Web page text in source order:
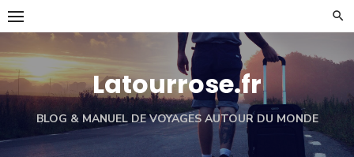
Skip
to
content
Latourrose.fr
BLOG & MANUEL DE VOYAGES AUTOUR DU MONDE